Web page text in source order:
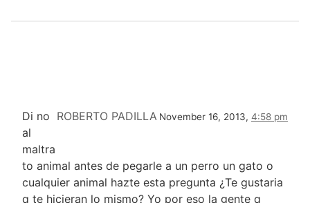
ROBERTO PADILLA November 16, 2013, 4:58 pm
Di no
al
maltra
to animal antes de pegarle a un perro un gato o
cualquier animal hazte esta pregunta ¿Te gustaria
q te hicieran lo mismo? Yo por eso la gente q